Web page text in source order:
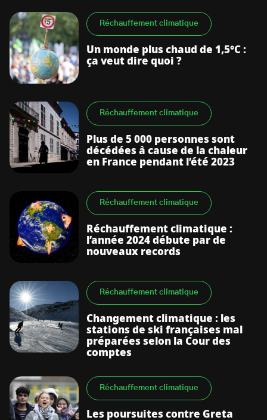
Réchauffement climatique
Un monde plus chaud de 1,5°C :
ça veut dire quoi ?
Réchauffement climatique
Plus de 5 000 personnes sont
décédées à cause de la chaleur
en France pendant l’été 2023
Réchauffement climatique
Réchauffement climatique :
l’année 2024 débute par de
nouveaux records
Réchauffement climatique
Changement climatique : les
stations de ski françaises mal
préparées selon la Cour des
comptes
Réchauffement climatique
Les poursuites contre Greta